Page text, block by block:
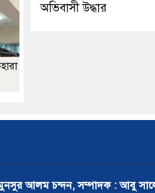
অভিবাসী উদ্ধার
আলম চন্দন, সম্পাদক : আবু